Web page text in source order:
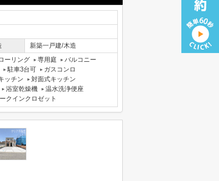
新築一戸建/木造
ーリング
専用庭
バルコニー
駐車3台可
ガスコンロ
ッチン
対面式キッチン
浴室乾燥機
温水洗浄便座
クインクロゼット